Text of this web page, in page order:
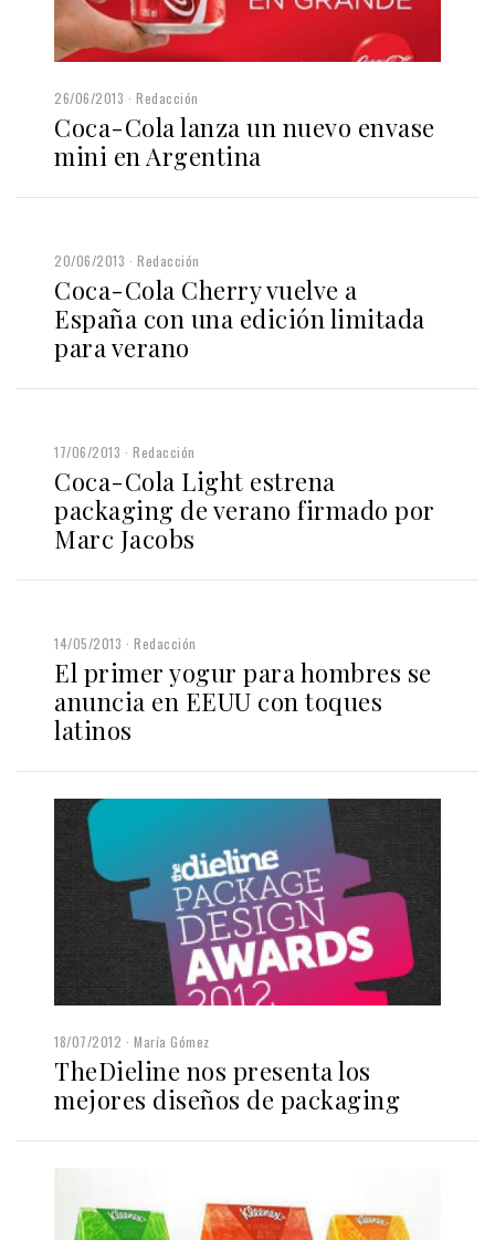
26/06/2013 Redacción
Coca-Cola lanza un nuevo envase
mini en Argentina
20/06/2013 Redacción
Coca-Cola Cherry vuelve a
España con una edición limitada
para verano
17/06/2013 Redacción
Coca-Cola Light estrena
packaging de verano firmado por
Marc Jacobs
14/05/2013 Redacción
El primer yogur para hombres se
anuncia en EEUU con toques
latinos
18/07/2012 María Gómez
TheDieline nos presenta los
mejores diseños de packaging